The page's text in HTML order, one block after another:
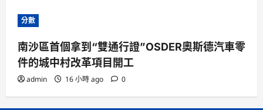
分數
南沙區首個拿到“雙通行證”OSDER奧斯德汽車零
件的城中村改革項目開工
admin 16 小時 ago 0